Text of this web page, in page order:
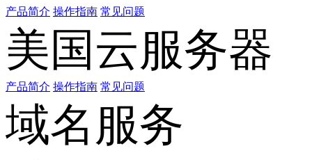
产品简介 操作指南 常见问题
美国云服务器
产品简介 操作指南 常见问题
域名服务